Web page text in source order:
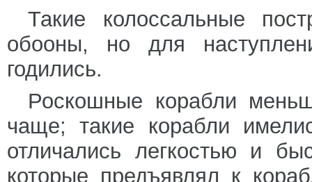
Такие колоссальные
обооны, но для
годились.
Роскошные корабли
чаще; такие корабли
отличались легкостью и
которые предъявлял к